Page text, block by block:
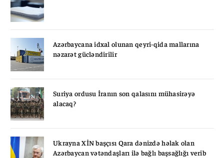
Azərbaycana idxal olunan qeyri-qida mallarına
nəzarət gücləndirilir
Suriya ordusu İranın son qalasını mühasirəyə
alacaq?
Ukrayna XİN başçısı Qara dənizdə həlak olan
Azərbaycan vətəndaşları ilə bağlı başsağlığı verib